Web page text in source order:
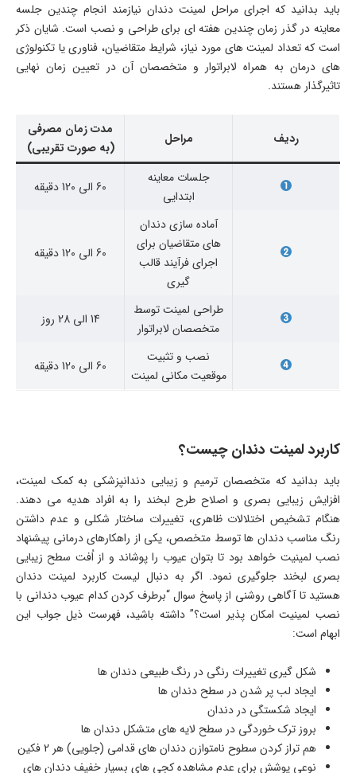
باید بدانید که اجرای مراحل لمینت دندان نیازمند انجام چندین جلسه
معاینه در گذر زمان چندین هفته ای برای طراحی و نصب است. شایان ذکر
است که تعداد لمینت های مورد نیاز، شرایط متقاضیان، فناوری یا تکنولوژی
های درمان به همراه لابراتوار و متخصصان آن در تعیین زمان نهایی
تاثیرگذار هستند.
ردیف مراحل
مدت زمان مصرفی
(به صورت تقریبی)
جلسات معاینه
ابتدایی
60 الی 120 دقیقه
آماده سازی دندان
های متقاضیان برای
اجرای فرآیند قالب
گیری
60 الی 120 دقیقه
طراحی لمینت توسط
متخصصان لابراتوار
14 الی 28 روز
نصب و تثبیت
موقعیت مکانی لمینت
60 الی 120 دقیقه
کاربرد لمینت دندان چیست؟
باید بدانید که متخصصان ترمیم و زیبایی دندانپزشکی به کمک لمینت،
افزایش زیبایی بصری و اصلاح طرح لبخند را به افراد هدیه می دهند.
هنگام تشخیص اختلالات ظاهری، تغییرات ساختار شکلی و عدم داشتن
رنگ مناسب دندان ها توسط متخصص، یکی از راهکارهای درمانی پیشنهاد
نصب لمینیت خواهد بود تا بتوان عیوب را پوشاند و از اُفت سطح زیبایی
بصری لبخند جلوگیری نمود. اگر به دنبال لیست کاربرد لمینت دندان
هستید تا آگاهی روشنی از پاسخ سوال “برطرف کردن کدام عیوب دندانی با
نصب لمینیت امکان پذیر است؟” داشته باشید، فهرست ذیل جواب این
ابهام است:
شکل گیری تغییرات رنگی در رنگ طبیعی دندان ها
ایجاد لب پر شدن در سطح دندان ها
ایجاد شکستگی در دندان
بروز ترک خوردگی در سطح لایه های متشکل دندان ها
هم تراز کردن سطوح نامتوازن دندان های قدامی (جلویی) هر 2 فکین
نوعی پوشش برای عدم مشاهده کجی های بسیار خفیف دندان های